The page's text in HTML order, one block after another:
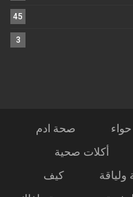
45
3
صحة ادم
أكلات صحية
كيف